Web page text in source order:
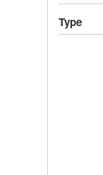
Type